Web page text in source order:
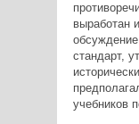
выработан
стандарт,
учебников